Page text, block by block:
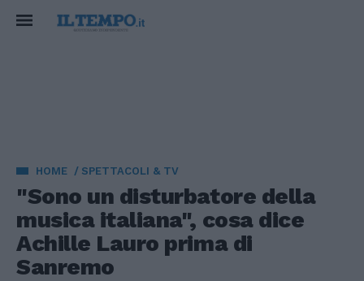
HOME SPETTACOLI & TV
"Sono un disturbatore della
musica italiana", cosa dice
Achille Lauro prima di
Sanremo